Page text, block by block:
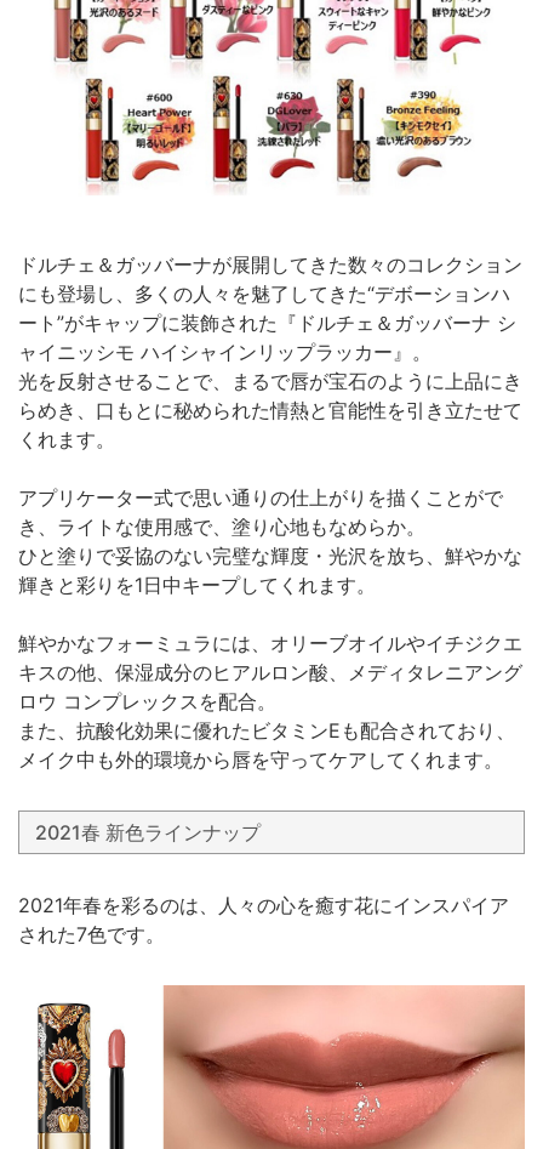
ドルチェ＆ガッバーナが展開してきた数々のコレクション
にも登場し、多くの人々を魅了してきた“デボーションハ
ート”がキャップに装飾された『ドルチェ＆ガッバーナ シ
ャイニッシモ ハイシャインリップラッカー』。
光を反射させることで、まるで唇が宝石のように上品にき
らめき、口もとに秘められた情熱と官能性を引き立たせて
くれます。
アプリケーター式で思い通りの仕上がりを描くことがで
き、ライトな使用感で、塗り心地もなめらか。
ひと塗りで妥協のない完璧な輝度・光沢を放ち、鮮やかな
輝きと彩りを1日中キープしてくれます。
鮮やかなフォーミュラには、オリーブオイルやイチジクエ
キスの他、保湿成分のヒアルロン酸、メディタレニアング
ロウ コンプレックスを配合。
また、抗酸化効果に優れたビタミンEも配合されており、
メイク中も外的環境から唇を守ってケアしてくれます。
2021春 新色ラインナップ
2021年春を彩るのは、人々の心を癒す花にインスパイア
された7色です。